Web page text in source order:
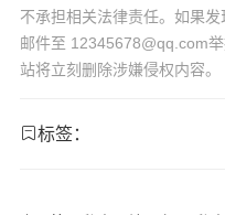
不承担相关法律责任。如果
邮件至 12345678@qq.com
站将立刻删除涉嫌侵权内容。
标签：